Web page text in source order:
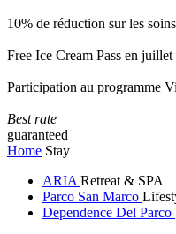
10% de réduction sur les
Free Ice Cream Pass en
Participation au programme
Best rate
guaranteed
Home Stay
ARIA Retreat & SPA
Parco San Marco
Dependence Del Parco